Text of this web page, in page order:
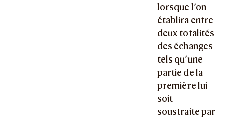
lorsque l’on
établira entre
deux totalités
des échanges
tels qu’une
partie de la
première lui
soit
soustraite par